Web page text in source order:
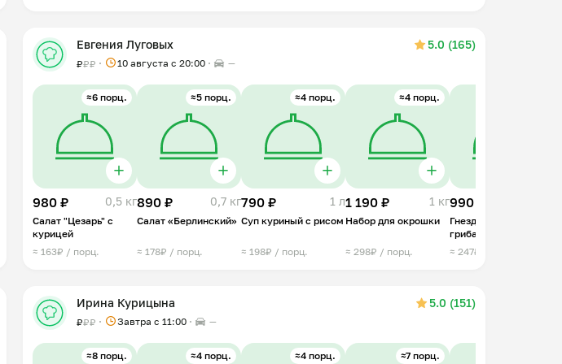
0,6 кг
из индейки с
/ шт.
≈4 порц.
1 200 ₽ 0,6 кг
Рубленые куриные
≈ 300₽ / порц.
Евгения Луговых 5.0 (165)
₽₽₽ 10 августа с 20:00 —
≈6 порц.
980 ₽ 0,5 кг
Салат "Цезарь" с
курицей
≈ 163₽ / порц.
≈5 порц.
890 ₽ 0,7 кг
Салат «Берлинский»
≈ 178₽ / порц.
≈4 порц.
790 ₽ 1 л
Суп куриный с рисом
≈ 198₽ / порц.
≈4 порц.
1 190 ₽ 1 кг
Набор для окрошки
≈ 298₽ / порц.
990 ₽
Гнездо мясное с
грибами
≈ 247₽ / шт.
≈4 порц. ≈3 порц.
Ирина Курицына 5.0 (151)
₽₽₽ Завтра c 11:00 —
≈8 порц. ≈4 порц. ≈4 порц. ≈7 порц.